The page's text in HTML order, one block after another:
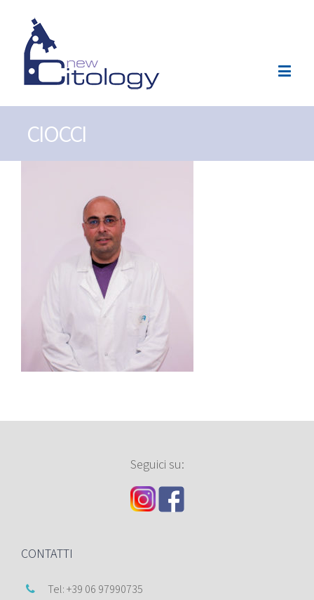
CIOCCI
Seguici su:
CONTATTI
Tel: +39 06 97990735